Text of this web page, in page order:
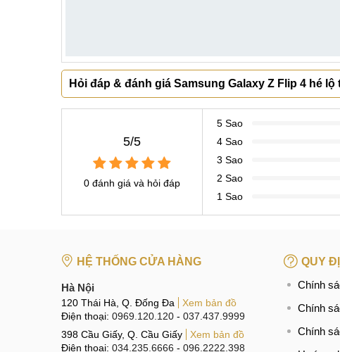
Hỏi đáp & đánh giá Samsung Galaxy Z Flip 4 hé
5/5
0 đánh giá và hỏi đáp
5 Sao
4 Sao
3 Sao
2 Sao
1 Sao
HỆ THỐNG CỬA HÀNG
Hà Nội
120 Thái Hà, Q. Đống Đa
Xem bản đồ
Điện thoại: 0969.120.120 - 037.437.9999
398 Cầu Giấy, Q. Cầu Giấy
Xem bản đồ
Điện thoại: 034.235.6666 - 096.2222.398
QUY
Chính
Chính
Chính